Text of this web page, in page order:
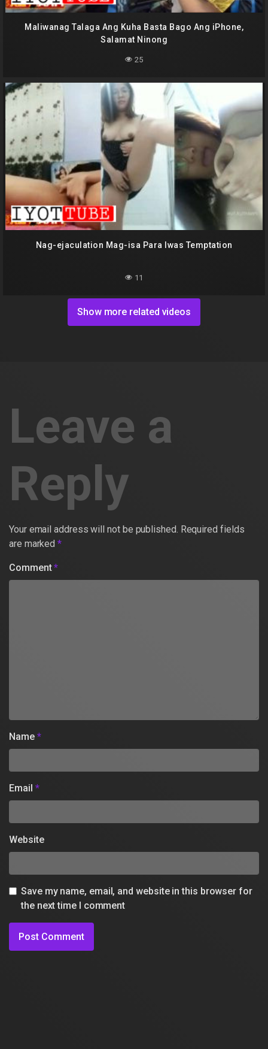
Maliwanag Talaga Ang Kuha Basta Bago Ang iPhone,
Salamat Ninong
25
Nag-ejaculation Mag-isa Para Iwas Temptation
11
Show more related videos
Leave a
Reply
Your email address will not be published. Required fields
are marked*
Comment*
Name *
Email *
Website
Save my name, email, and website in this browser for
the next time I comment